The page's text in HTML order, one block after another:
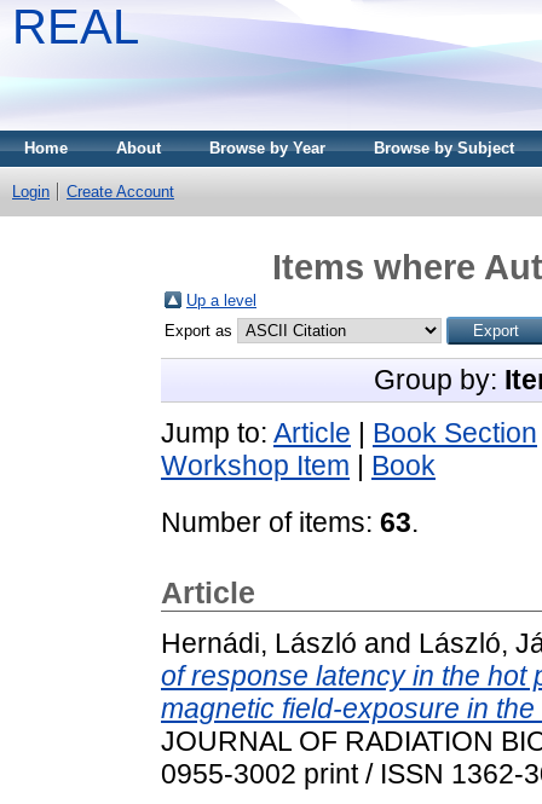
REAL
Home About Browse by Year Browse by Subject
Login Create Account
Items where
Up a level
Export as
Group by:
Jump to: Article | Book Section
Workshop Item | Book
Number of items: 63.
Article
Hernádi, László and László,
of response latency in the hot
magnetic field-exposure in
JOURNAL OF RADIATION
0955-3002 print / ISSN 1362-